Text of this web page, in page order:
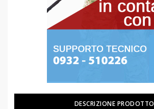
DESCRIZIONE PRODOTTO